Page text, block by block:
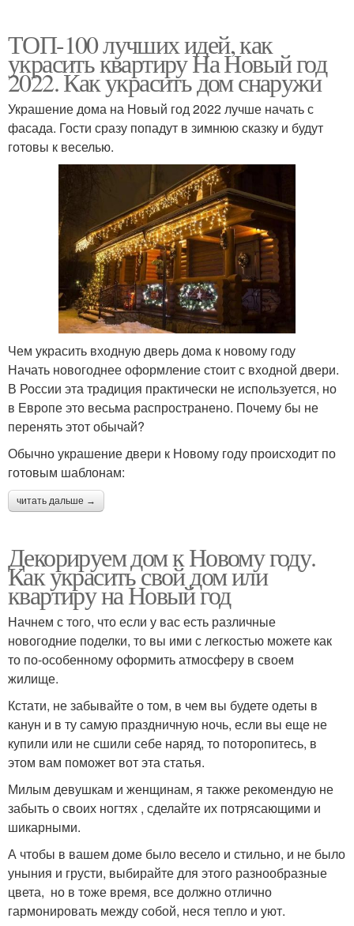
ТОП-100 лучших идей, как
украсить квартиру На Новый год
2022. Как украсить дом снаружи
Украшение дома на Новый год 2022 лучше начать с
фасада. Гости сразу попадут в зимнюю сказку и будут
готовы к веселью.
Чем украсить входную дверь дома к новому году
Начать новогоднее оформление стоит с входной двери.
В России эта традиция практически не используется, но
в Европе это весьма распространено. Почему бы не
перенять этот обычай?
Обычно украшение двери к Новому году происходит по
готовым шаблонам:
читать дальше →
Декорируем дом к Новому году.
Как украсить свой дом или
квартиру на Новый год
Начнем с того, что если у вас есть различные
новогодние поделки, то вы ими с легкостью можете как
то по-особенному оформить атмосферу в своем
жилище.
Кстати, не забывайте о том, в чем вы будете одеты в
канун и в ту самую праздничную ночь, если вы еще не
купили или не сшили себе наряд, то поторопитесь, в
этом вам поможет вот эта статья.
Милым девушкам и женщинам, я также рекомендую не
забыть о своих ногтях , сделайте их потрясающими и
шикарными.
А чтобы в вашем доме было весело и стильно, и не было
уныния и грусти, выбирайте для этого разнообразные
цвета, но в тоже время, все должно отлично
гармонировать между собой, неся тепло и уют.